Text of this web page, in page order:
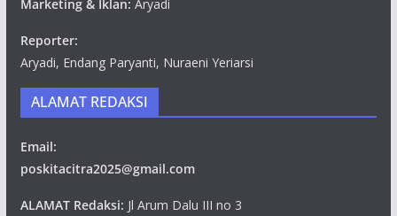
Marketing & Iklan: Aryadi
Reporter:
Aryadi, Endang Paryanti, Nuraeni Yeriarsi
ALAMAT REDAKSI
Email:
poskitacitra2025@gmail.com
ALAMAT Redaksi: Jl Arum Dalu III no 3